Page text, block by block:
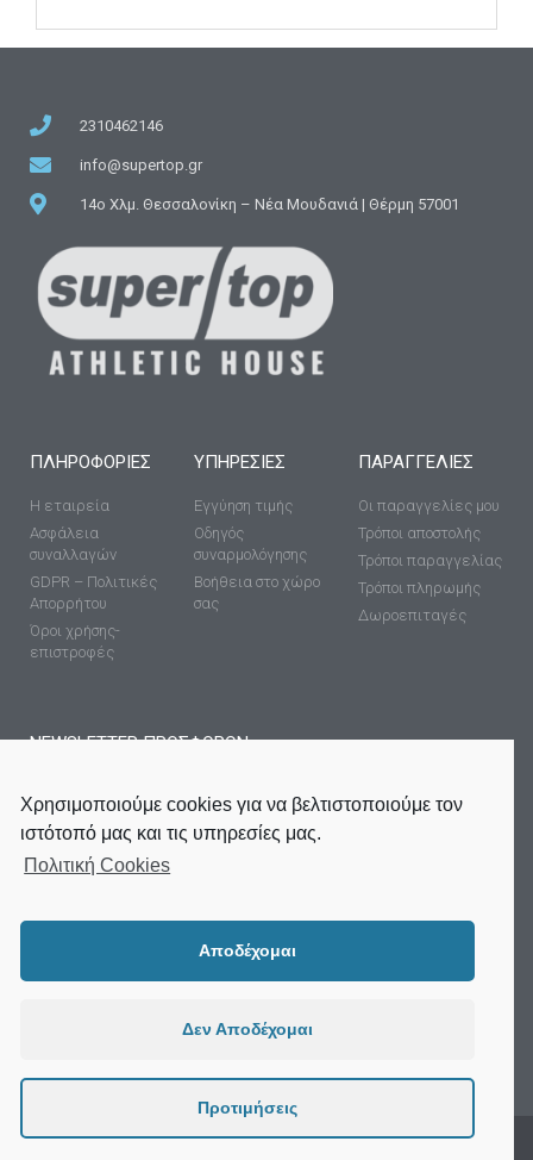
2310462146
info@supertop.gr
14ο Χλμ. Θεσσαλονίκη – Νέα Μουδανιά | Θέρμη 57001
ΠΛΗΡΟΦΟΡΊΕΣ
Η εταιρεία
Ασφάλεια
συναλλαγών
GDPR – Πολιτικές
Απορρήτου
Όροι χρήσης-
επιστροφές
ΥΠΗΡΕΣΊΕΣ
Εγγύηση τιμής
Οδηγός
συναρμολόγησης
Βοήθεια στο χώρο
σας
ΠΑΡΑΓΓΕΛΙΕΣ
Οι παραγγελίες μου
Τρόποι αποστολής
Τρόποι παραγγελίας
Τρόποι πληρωμής
Δωροεπιταγές
NEWSLETTER ΠΡΟΣΦΟΡΩΝ
ΕΓΓΡΑΦΉ
2020 Supertop © All rights reserved
Χρησιμοποιούμε cookies για να βελτιστοποιούμε τον
ιστότοπό μας και τις υπηρεσίες μας.
Πολιτική Cookies
Αποδέχομαι
Δεν Αποδέχομαι
Προτιμήσεις